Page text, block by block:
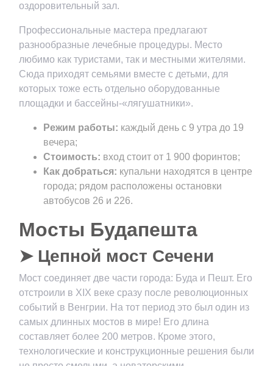
оздоровительный зал.
Профессиональные мастера предлагают
разнообразные лечебные процедуры. Место
любимо как туристами, так и местными жителями.
Сюда приходят семьями вместе с детьми, для
которых тоже есть отдельно оборудованные
площадки и бассейны-«лягушатники».
Режим работы: каждый день с 9 утра до 19
вечера;
Стоимость: вход стоит от 1 900 форинтов;
Как добраться: купальни находятся в центре
города; рядом расположены остановки
автобусов 26 и 226.
Мосты Будапешта
➤ Цепной мост Сечени
Мост соединяет две части города: Буда и Пешт. Его
отстроили в XIX веке сразу после революционных
событий в Венгрии. На тот период это был один из
самых длинных мостов в мире! Его длина
составляет более 200 метров. Кроме этого,
технологические и конструкционные решения были